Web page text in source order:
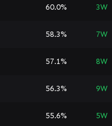
60.0% 3W
58.3% 7W
57.1% 8W
56.3% 9W
55.6% 5W